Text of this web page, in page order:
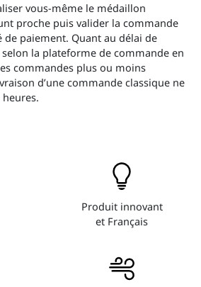
vous-même le médaillon
proche puis valider la commande
de paiement. Quant au délai de
la plateforme de commande en
commandes plus ou moins
d’une commande classique ne
Produit innovant
et Français